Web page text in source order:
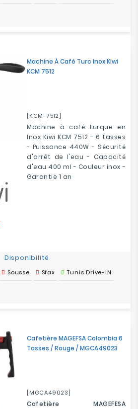
Machine À Café Turc Inox Kiwi
KCM 7512
[KCM-7512]
Machine à café turque en
Inox Kiwi KCM 7512 - 6 tasses
- Puissance 440W - Sécurité
d'arrêt de l'eau - Capacité
d'eau 400 ml - Couleur inox -
Garantie 1 an
Disponibilité
Sousse Sfax Tunis Drive-IN
Cafetière MAGEFSA Colombia 6
Tasses / Rouge / MGCA49023
[MGCA49023]
Cafetière MAGEFESA